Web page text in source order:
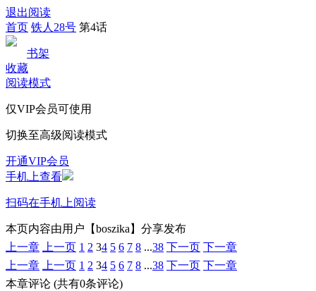
退出阅读
首页 铁人28号 第4话
书架
收藏
阅读模式
仅VIP会员可使用
切换至高级阅读模式
开通VIP会员
手机上查看
扫码在手机上阅读
本页内容由用户【boszika】分享发布
上一章
上一页 1 2 34 5 6 7 8 ...38 下一页 下一章
上一章
上一页 1 2 34 5 6 7 8 ...38 下一页 下一章
本章评论 (共有0条评论)